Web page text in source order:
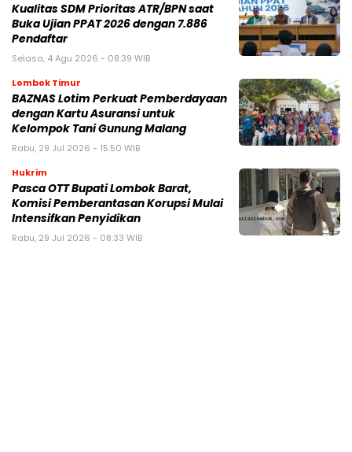
Kualitas SDM Prioritas ATR/BPN saat
Buka Ujian PPAT 2026 dengan 7.886
Pendaftar
Selasa, 4 Agu 2026 - 08:39 WIB
Lombok Timur
BAZNAS Lotim Perkuat Pemberdayaan
dengan Kartu Asuransi untuk
Kelompok Tani Gunung Malang
Rabu, 29 Jul 2026 - 15:50 WIB
Hukrim
Pasca OTT Bupati Lombok Barat,
Komisi Pemberantasan Korupsi Mulai
Intensifkan Penyidikan
Rabu, 29 Jul 2026 - 08:33 WIB